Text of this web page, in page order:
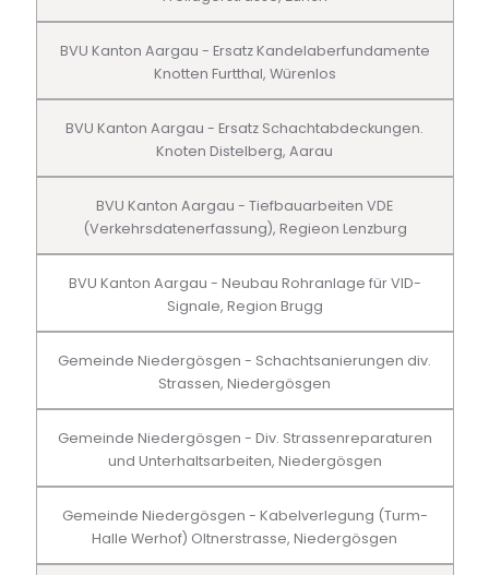
BVU Kanton Aargau - Ersatz Kandelaberfundamente
Knotten Furtthal, Würenlos
BVU Kanton Aargau - Ersatz Schachtabdeckungen.
Knoten Distelberg, Aarau
BVU Kanton Aargau - Tiefbauarbeiten VDE
(Verkehrsdatenerfassung), Regieon Lenzburg
BVU Kanton Aargau - Neubau Rohranlage für VID-
Signale, Region Brugg
Gemeinde Niedergösgen - Schachtsanierungen div.
Strassen, Niedergösgen
Gemeinde Niedergösgen - Div. Strassenreparaturen
und Unterhaltsarbeiten, Niedergösgen
Gemeinde Niedergösgen - Kabelverlegung (Turm-
Halle Werhof) Oltnerstrasse, Niedergösgen